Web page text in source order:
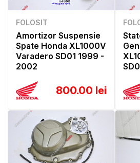
FOLOSIT
Amortizor Suspensie
Spate Honda XL1000V
Varadero SD01 1999 -
2002
800.00 lei